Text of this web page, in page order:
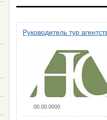
Руководитель тур
00.00.0000